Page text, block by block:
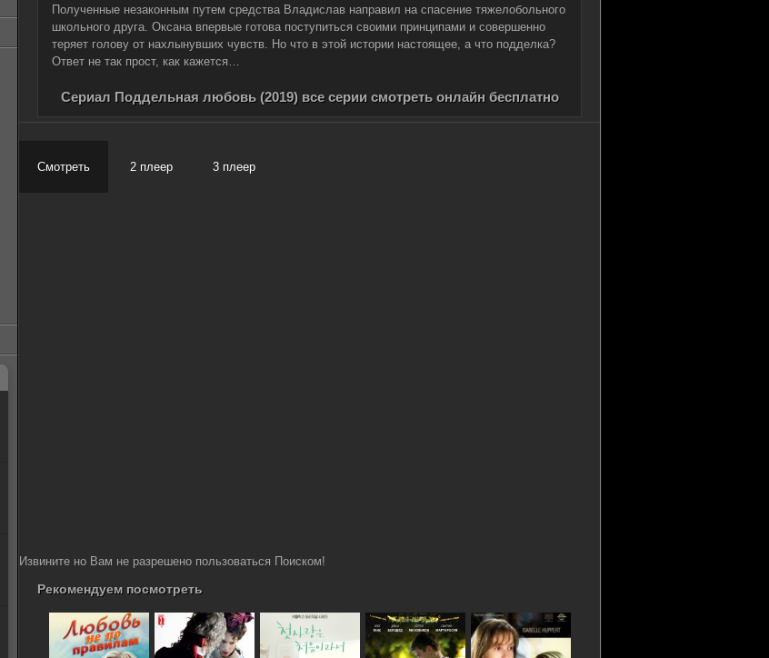
Полученные незаконным путем средства Владислав направил на спасение тяжелобольного
школьного друга. Оксана впервые готова поступиться своими принципами и совершенно
теряет голову от нахлынувших чувств. Но что в этой истории настоящее, а что подделка?
Ответ не так прост, как кажется…
Сериал Поддельная любовь (2019) все серии смотреть онлайн бесплатно
Смотреть 2 плеер 3 плеер
Извините но Вам не разрешено пользоваться Поиском!
Рекомендуем посмотреть